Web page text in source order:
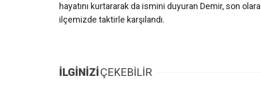
Akşam saatlerinde Cebeci’de bir köpeğin yerde can
hemen arabasına alarak Kandıra ya getirdi. Kandıra
herkesin büyük beğenisini topladı. Yazın cebeci
hep basından kaçan Demir bu kez yine yüzünü